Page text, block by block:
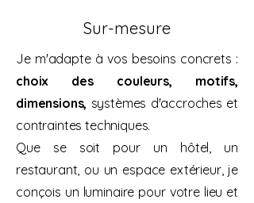
Sur-mesure
Je m'adapte à vos besoins concrets :
choix des couleurs, motifs,
dimensions, systèmes d'accroches et
contraintes techniques.
Que se soit pour un hôtel, un
restaurant, ou un espace extérieur, je
conçois un luminaire pour votre lieu et